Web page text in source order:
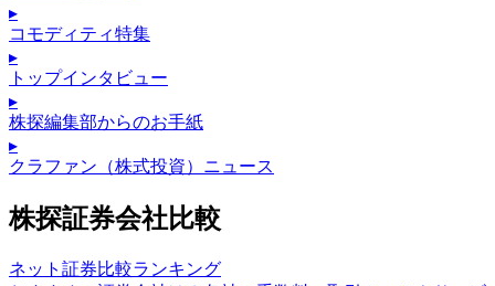
▸
コモディティ特集
▸
トップインタビュー
▸
株探編集部からのお手紙
▸
クラファン（株式投資）ニュース
株探証券会社比較
ネット証券比較ランキング